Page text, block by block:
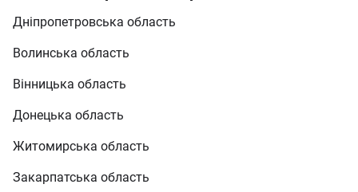
Дніпропетровська область
Волинська область
Вінницька область
Донецька область
Житомирська область
Закарпатська область